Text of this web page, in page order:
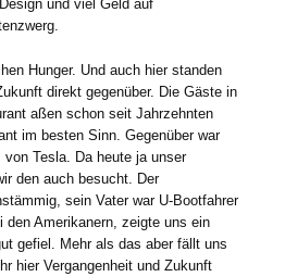
und viel Geld auf
Hunger. Und auch hier standen
direkt gegenüber. Die Gäste in
aßen schon seit Jahrzehnten
im besten Sinn. Gegenüber war
Tesla. Da heute ja unser
den auch besucht. Der
sein Vater war U-Bootfahrer
den Amerikanern, zeigte uns ein
gefiel. Mehr als das aber fällt uns
hier Vergangenheit und Zukunft